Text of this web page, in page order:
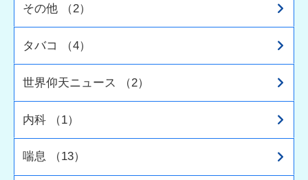
その他 （2）
タバコ （4）
世界仰天ニュース （2）
内科 （1）
喘息 （13）